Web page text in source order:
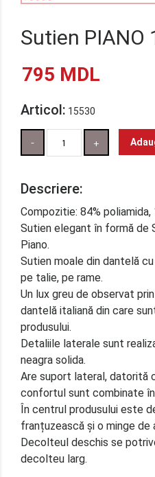
Sutien PIANO
795 MDL
Articol: 15530
Cantitate
Descriere:
Compozitie: 84% poliamida,
Sutien elegant în formă de
Piano.
Sutien moale din dantelă
pe talie, pe rame.
Un lux greu de observat
dantelă italiană din care
produsului.
Detaliile laterale sunt
neagra solida.
Are suport lateral, datorită
confortul sunt combinate
În centrul produsului este
franțuzească și o minge de
Decolteul deschis se
decolteu larg.